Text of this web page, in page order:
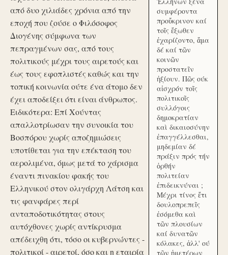
από δυο χιλιάδες χρόνια από την
εποχή που ζούσε ο Φιλόσοφος
Διογένης σύμφωνα των
πεπραγμένων σας, από τους
πολιτικούς μέχρι τους αιρετούς και
έως τους εφοπλιστές καθώς και την
τοπική κοινωνία ούτε ένα άτομο δεν
έχει αποδείξει ότι είναι άνθρωπος.
Ειδικότερα: Επί Χούντας
απαλλοτρίωσαν την συνοικία του
Βοσπόρου χωρίς αποζημιώσεις
υποτίθεται για την επέκταση του
αερολιμένα, όμως μετά το χάρισμα
έναντι πινακίου φακής του
Ελληνικού στον ολιγάρχη Λάτση και
τις φανφάρες περί
ανταποδοτικότητας στους
αυτόχθονες χωρίς αντίκρυσμα
απέδειχθη ότι, τόσο οι κυβερνώντες -
πολιτικοί - αιρετοί, όσο και η εταιρία
συμφέροντα
προὔκρινον καί
τοῖς ἔξωθεν
ἐχαρίζοντο, ἅμα
δέ καί τῶν
κοινῶν
προστατεῖν
ἠξίουν. Πῶς ούκ
αἰσχρόν τοῖς
πολιτικοῖς
συλλόγοις
δημοκρατίαν
καὶ δικαιοσύνην
ἐπαγγέλλεσθαι,
μηδεμίαν δέ
πράξιν πρός τήν
ὀρθήν
πολιτείαν
ἐπιδεικνύναι ;
Μέχρι τίνος ἔτι
δουλοπρεπεῖς
ἐσόμεθα καὶ
τῶν πλουσίων
καί δυνατῶν
κόλακες, ἀλλ' ού
τῶν ἡμετέρων